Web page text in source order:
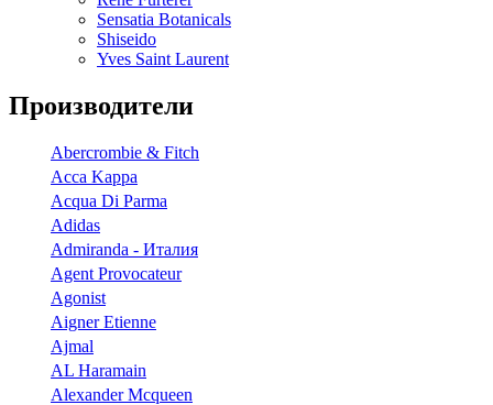
Sensatia Botanicals
Shiseido
Yves Saint Laurent
Производители
Abercrombie & Fitch
Acca Kappa
Acqua Di Parma
Adidas
Admiranda - Италия
Agent Provocateur
Agonist
Aigner Etienne
Ajmal
AL Haramain
Alexander Mcqueen